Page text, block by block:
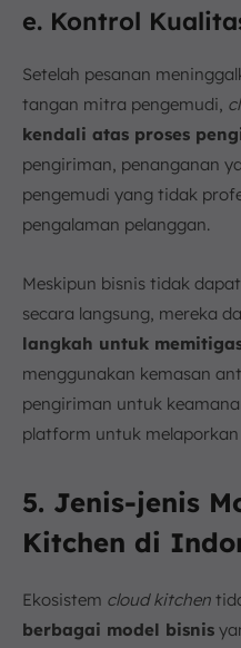
e. Kontrol
Setelah pesanan
tangan mitra pengemudi,
kendali atas proses
pengiriman, penanganan
pengemudi yang tidak
pengalaman pelanggan.
Meskipun bisnis tidak
secara langsung, mereka
langkah untuk
menggunakan kemasan
pengiriman untuk
platform untuk melaporkan
5. Jenis-jenis
Kitchen di
Ekosistem cloud kitchen
berbagai model bisnis